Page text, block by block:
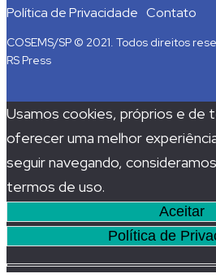
Política de Privacidade Contato
COSEMS/SP © 2021. Todos direitos
RS Press
Usamos cookies, próprios e de
oferecer uma melhor
seguir navegando,
termos de uso.
Aceitar
Política de